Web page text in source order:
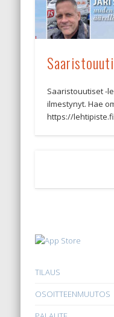
Saaristouutiset -
ilmestynyt. Hae
https://
TILAUS
OSOITTEENMUUTOS